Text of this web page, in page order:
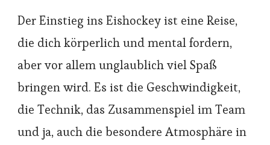
Der Einstieg ins Eishockey ist eine Reise,
die dich körperlich und mental fordern,
aber vor allem unglaublich viel Spaß
bringen wird. Es ist die Geschwindigkeit,
die Technik, das Zusammenspiel im Team
und ja, auch die besondere Atmosphäre in